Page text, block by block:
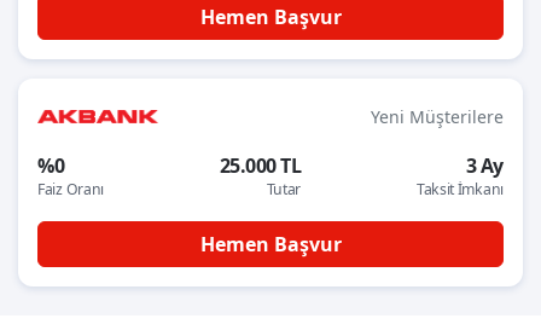
Hemen Başvur
Yeni Müşterilere
%0
Faiz Oranı
25.000 TL
Tutar
3 Ay
Taksit İmkanı
Hemen Başvur